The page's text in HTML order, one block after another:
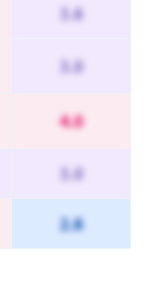
3.6
3.0
4.0
3.0
2.6